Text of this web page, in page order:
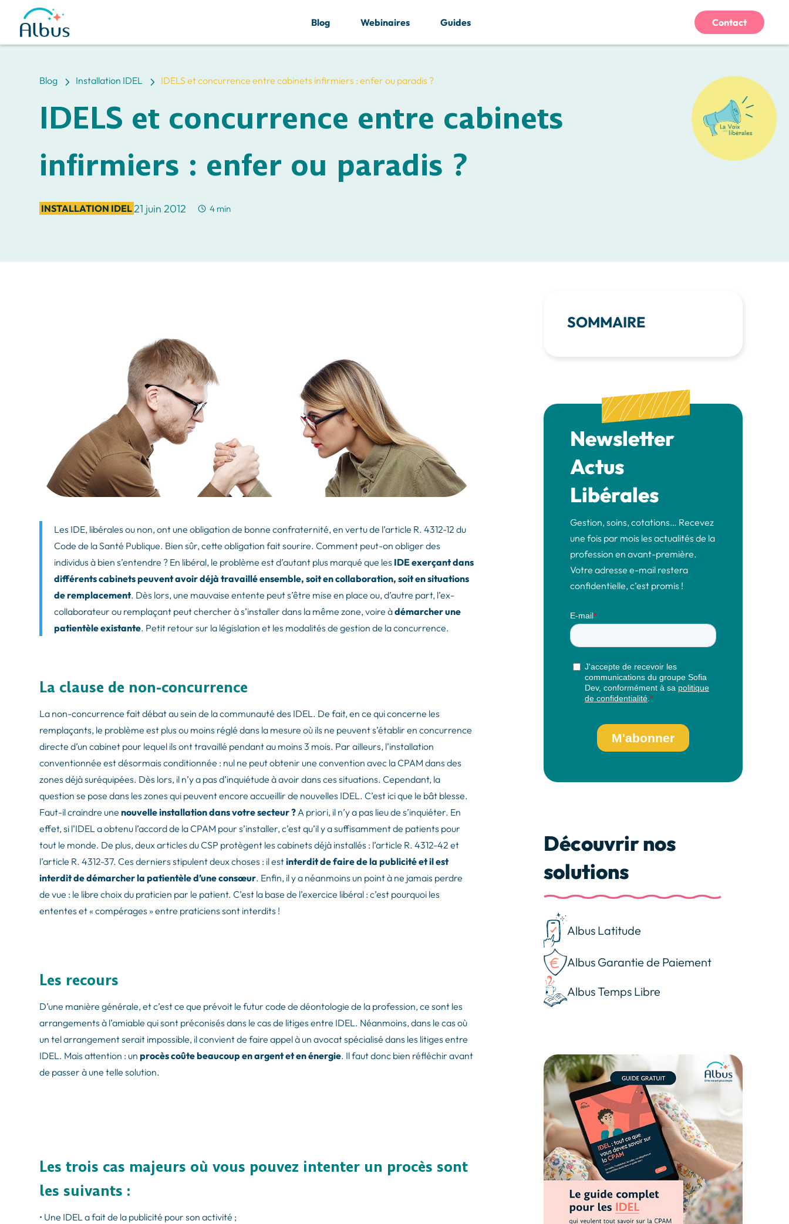
Blog 5 Installation IDEL 5 IDELS et concurrence entre cabinets infirmiers : enfer ou paradis ?
IDELS et concurrence entre cabinets
infirmiers : enfer ou paradis ?
INSTALLATION IDEL21 juin 2012 4 min
Les IDE, libérales ou non, ont une obligation de bonne confraternité, en vertu de l’article R. 4312-12 du
Code de la Santé Publique. Bien sûr, cette obligation fait sourire. Comment peut-on obliger des
individus à bien s’entendre ? En libéral, le problème est d’autant plus marqué que les IDE exerçant dans
différents cabinets peuvent avoir déjà travaillé ensemble, soit en collaboration, soit en situations
de remplacement. Dès lors, une mauvaise entente peut s’être mise en place ou, d’autre part, l’ex-
collaborateur ou remplaçant peut chercher à s’installer dans la même zone, voire àdémarcher une
patientèle existante. Petit retour sur la législation et les modalités de gestion de la concurrence.
La clause de non-concurrence
La non-concurrence fait débat au sein de la communauté des IDEL. De fait, en ce qui concerne les
remplaçants, le problème est plus ou moins réglé dans la mesure où ils ne peuvent s’établir en concurrence
directe d’un cabinet pour lequel ils ont travaillé pendant au moins 3 mois. Par ailleurs, l’installation
conventionnée est désormais conditionnée : nul ne peut obtenir une convention avec la CPAM dans des
zones déjà suréquipées. Dès lors, il n’y a pas d’inquiétude à avoir dans ces situations. Cependant, la
question se pose dans les zones qui peuvent encore accueillir de nouvelles IDEL. C’est ici que le bât blesse.
Faut-il craindre unenouvelle installation dans votre secteur ?A priori, il n’y a pas lieu de s’inquiéter. En
effet, si l’IDEL a obtenu l’accord de la CPAM pour s’installer, c’est qu’il y a suffisamment de patients pour
tout le monde. De plus, deux articles du CSP protègent les cabinets déjà installés : l’article R. 4312-42 et
l’article R. 4312-37. Ces derniers stipulent deux choses : il estinterdit de faire de la publicité et il est
interdit de démarcher la patientèle d’une consœur. Enfin, il y a néanmoins un point à ne jamais perdre
de vue : le libre choix du praticien par le patient. C’est la base de l’exercice libéral : c’est pourquoi les
ententes et « compérages » entre praticiens sont interdits !
Les recours
D’une manière générale, et c’est ce que prévoit le futur code de déontologie de la profession, ce sont les
arrangements à l’amiable qui sont préconisés dans le cas de litiges entre IDEL. Néanmoins, dans le cas où
un tel arrangement serait impossible, il convient de faire appel à un avocat spécialisé dans les litiges entre
IDEL. Mais attention : unprocès coûte beaucoup en argent et en énergie. Il faut donc bien réfléchir avant
de passer à une telle solution.
Les trois cas majeurs où vous pouvez intenter un procès sont
les suivants :
• Une IDEL a fait de la publicité pour son activité ;
SOMMAIRE
Newsletter
Actus
Libérales
Gestion, soins, cotations… Recevez
une fois par mois les actualités de la
profession en avant-première.
Votre adresse e-mail restera
confidentielle, c’est promis !
Découvrir nos
solutions
Albus Latitude
Albus Garantie de Paiement
Albus Temps Libre
Blog Webinaires Guides Contact